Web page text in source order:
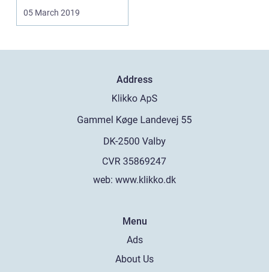
krinkelk...
05 March 2019
Address
web: www.klikko.dk
Menu
Ads
About Us